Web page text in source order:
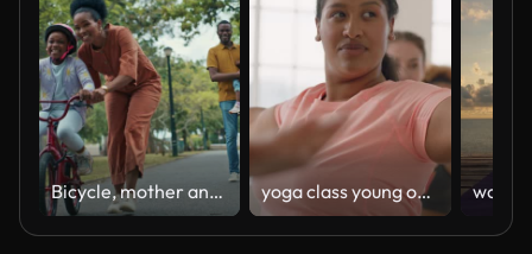
Bicycle, mother and child learning to ride bike outdoor at nature park with safety helmet. Black family woman helping, push and teaching girl cycling sport for time, development and balance on road yoga class young overweight mixed race woman practicing warrior pose enjoying healthy lifestyle commitment fitness instructor teaching diverse group meditation in studio